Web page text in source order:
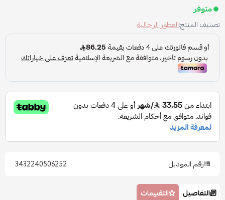
متوفر
تصنيف المنتج:العطور الرجالية
رقم الموديل 3432240506252
التفاصيل التقييمات